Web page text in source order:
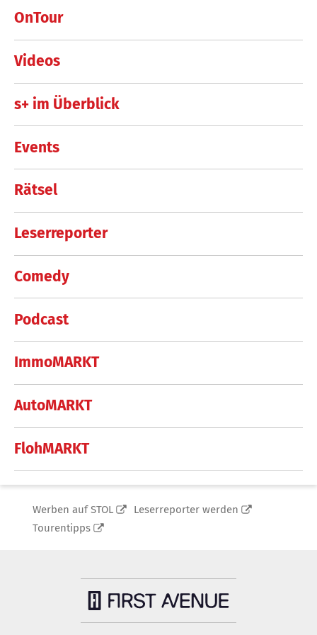
OnTour
Videos
s+ im Überblick
Events
Rätsel
Leserreporter
Comedy
Podcast
ImmoMARKT
AutoMARKT
FlohMARKT
Werben auf STOL
Leserreporter werden
Tourentipps